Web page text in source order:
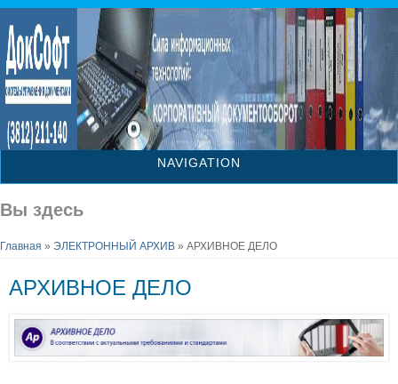
NAVIGATION
Вы здесь
Главная » ЭЛЕКТРОННЫЙ АРХИВ » АРХИВНОЕ ДЕЛО
АРХИВНОЕ ДЕЛО